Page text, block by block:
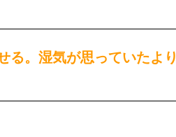
る。湿気が思っていたより